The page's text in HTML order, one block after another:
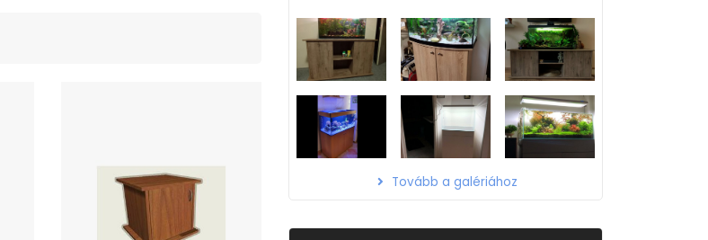
Tovább a galériához